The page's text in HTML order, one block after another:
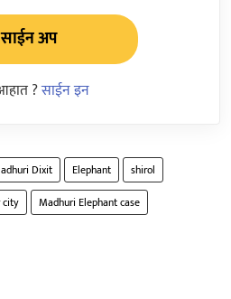
साईन अप
?साईन इन
Dixit Elephant
shirol
city
Madhuri Elephant case